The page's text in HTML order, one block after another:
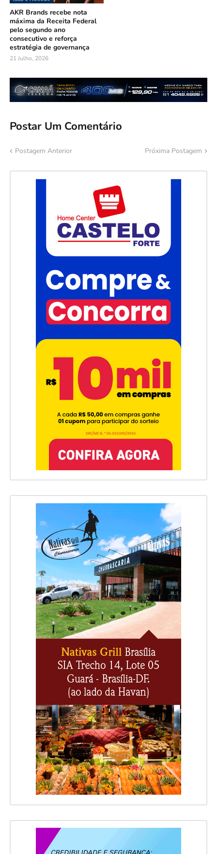
AKR Brands recebe nota
máxima da Receita Federal
pelo segundo ano
consecutivo e reforça
estratégia de governança
21 Julho, 2026
Postar Um Comentário
Postagem Anterior Próxima Postagem